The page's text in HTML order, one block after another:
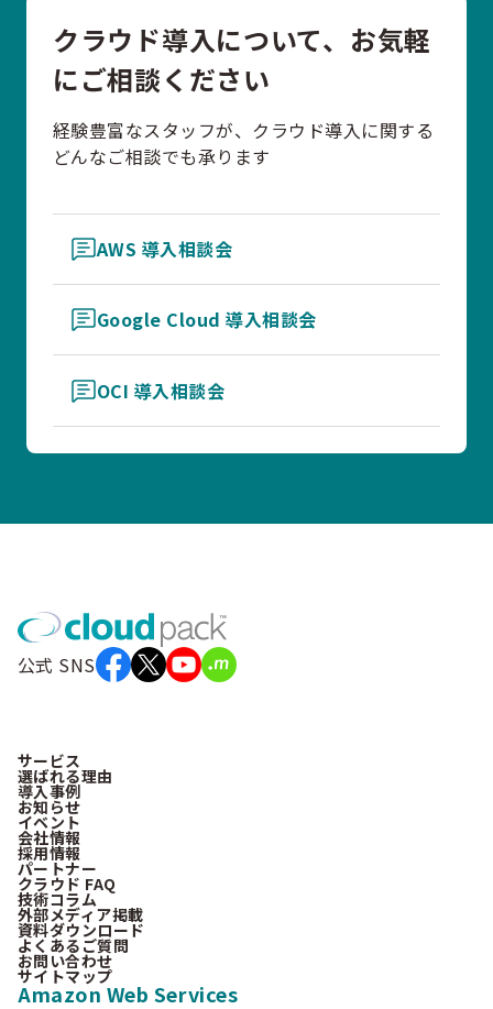
クラウド導入について、お気軽
にご相談ください
経験豊富なスタッフが、クラウド導入に関する
どんなご相談でも承ります
AWS 導入相談会
Google Cloud 導入相談会
OCI 導入相談会
公式 SNS
サービス
選ばれる理由
導入事例
お知らせ
イベント
会社情報
採用情報
パートナー
クラウド FAQ
技術コラム
外部メディア掲載
資料ダウンロード
よくあるご質問
お問い合わせ
サイトマップ
Amazon Web Services